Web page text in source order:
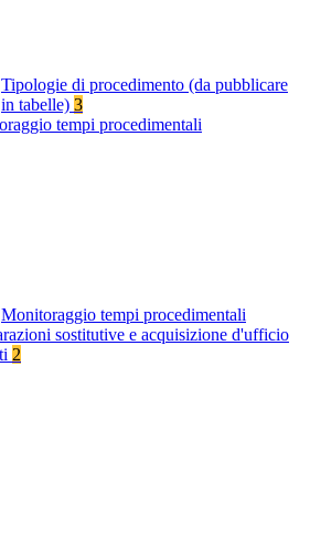
Tipologie di procedimento (da pubblicare
in tabelle) 3
tempi procedimentali
Monitoraggio tempi procedimentali
sostitutive e acquisizione d'ufficio
2